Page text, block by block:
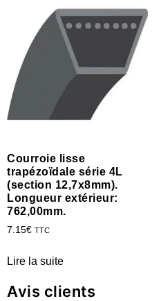
Courroie lisse
trapézoïdale série 4L
(section 12,7x8mm).
Longueur extérieur:
762,00mm.
7.15€ TTC
Lire la suite
Avis clients